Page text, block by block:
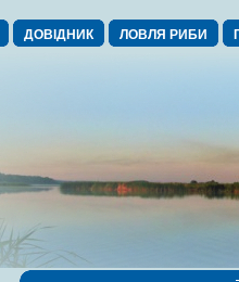
ДОВІДНИК ЛОВЛЯ РИБИ